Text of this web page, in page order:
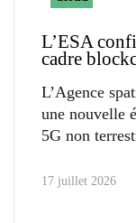
L’ESA
cadre
L’Agence
une nouvelle
5G non
17 juillet 2026